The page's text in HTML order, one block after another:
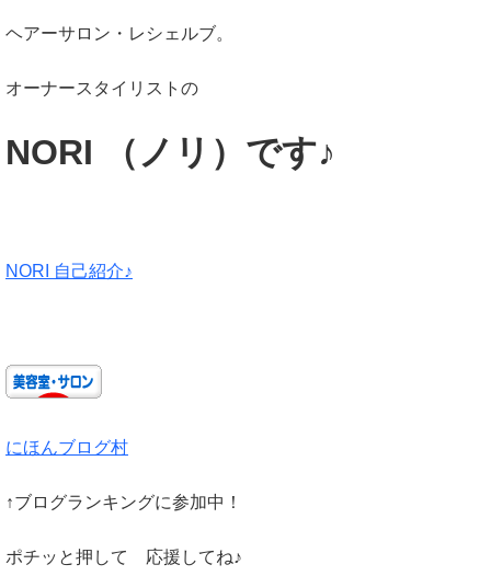
ヘアーサロン・レシェルブ。
オーナースタイリストの
NORI （ノリ）です♪
NORI 自己紹介♪
にほんブログ村
↑ブログランキングに参加中！
ポチッと押して 応援してね♪